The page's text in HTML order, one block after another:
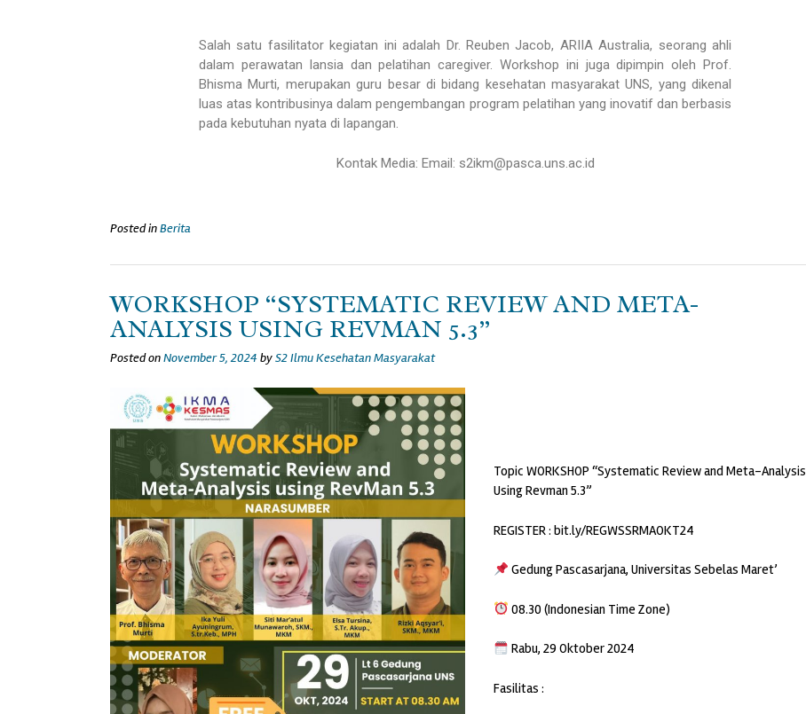
Salah satu fasilitator kegiatan ini adalah Dr. Reuben Jacob, ARIIA Australia, seorang ahli
dalam perawatan lansia dan pelatihan caregiver. Workshop ini juga dipimpin oleh Prof.
Bhisma Murti, merupakan guru besar di bidang kesehatan masyarakat UNS, yang dikenal
luas atas kontribusinya dalam pengembangan program pelatihan yang inovatif dan berbasis
pada kebutuhan nyata di lapangan.
Kontak Media: Email: s2ikm@pasca.uns.ac.id
Posted inBerita
WORKSHOP “SYSTEMATIC REVIEW AND META-
ANALYSIS USING REVMAN 5.3”
Posted onNovember 5, 2024byS2 Ilmu Kesehatan Masyarakat
Topic WORKSHOP “Systematic Review and Meta-Analysis
Using Revman 5.3”
REGISTER : bit.ly/REGWSSRMAOKT24
Gedung Pascasarjana, Universitas Sebelas Maret’
08.30 (Indonesian Time Zone)
Rabu, 29 Oktober 2024
Fasilitas :